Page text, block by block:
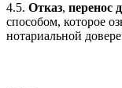
4.5. Отказ, перенос
способом, которое
нотариальной